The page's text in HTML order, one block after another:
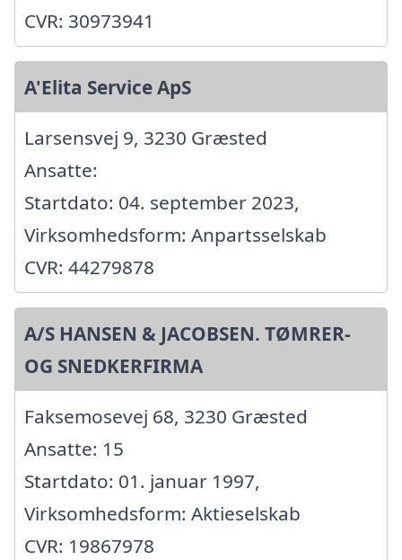
CVR: 30973941
A'Elita Service ApS
Larsensvej 9, 3230 Græsted
Ansatte:
Startdato: 04. september 2023,
Virksomhedsform: Anpartsselskab
CVR: 44279878
A/S HANSEN & JACOBSEN. TØMRER-
OG SNEDKERFIRMA
Faksemosevej 68, 3230 Græsted
Ansatte: 15
Startdato: 01. januar 1997,
Virksomhedsform: Aktieselskab
CVR: 19867978